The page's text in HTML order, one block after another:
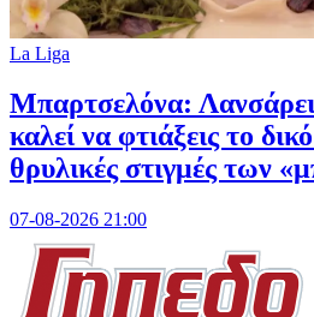
La Liga
Μπαρτσελόνα:
καλεί να φτιάξεις το
θρυλικές στιγμές των
07-08-2026 21:00